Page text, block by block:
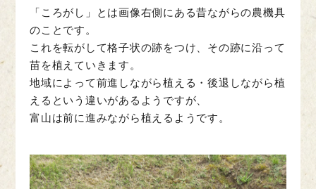
「ころがし」とは画像右側にある昔ながらの農機具
のことです。
これを転がして格子状の跡をつけ、その跡に沿って
苗を植えていきます。
地域によって前進しながら植える・後退しながら植
えるという違いがあるようですが、
富山は前に進みながら植えるようです。